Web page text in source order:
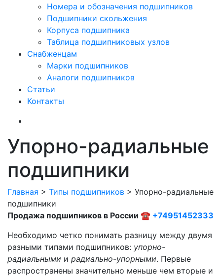
Номера и обозначения подшипников
Подшипники скольжения
Корпуса подшипника
Таблица подшипниковых узлов
Снабженцам
Марки подшипников
Аналоги подшипников
Статьи
Контакты
Упорно-радиальные
подшипники
Главная > Типы подшипников > Упорно-радиальные
подшипники
Продажа подшипников в России ☎ +74951452333
Необходимо четко понимать разницу между двумя
разными типами подшипников: упорно-
радиальными и радиально-упорными. Первые
распространены значительно меньше чем вторые и